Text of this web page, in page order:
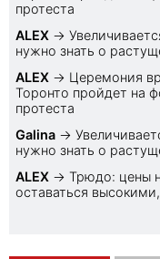
протеста
ALEX →
нужно знать о
ALEX → Церемония
Торонто пройдет на
протеста
Galina →
нужно знать о
ALEX → Трюдо: цены
оставаться